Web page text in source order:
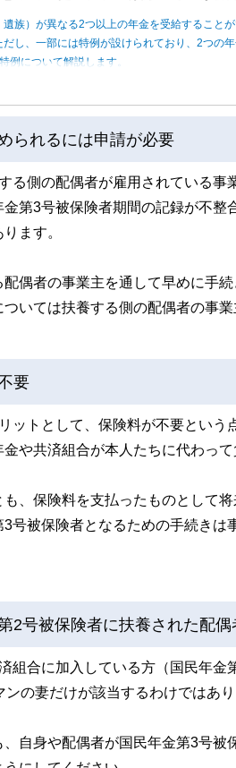
族）が異なる2つ以上の年金を受給すること
だし、一部には特例が設けられており、2つの
例について解説します。
られるには申請が必要
る側の配偶者が雇用されている
第3号被保険者期間の記録が不
ます。
偶者の事業主を通して早めに手
いては扶養する側の配偶者の事業
要
ットとして、保険料が不要という
や共済組合が本人たちに代わって
、保険料を支払ったものとして
号被保険者となるための手続きは
2号被保険者に扶養された配偶
組合に加入している方（国民年金
の妻だけが該当するわけではあり
自身や配偶者が国民年金第3号